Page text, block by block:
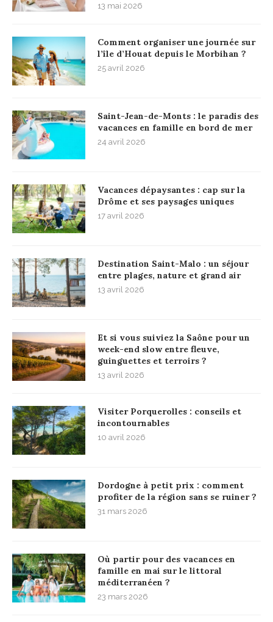
13 mai 2026
Comment organiser une journée sur
l’île d’Houat depuis le Morbihan ?
25 avril 2026
Saint-Jean-de-Monts : le paradis des
vacances en famille en bord de mer
24 avril 2026
Vacances dépaysantes : cap sur la
Drôme et ses paysages uniques
17 avril 2026
Destination Saint-Malo : un séjour
entre plages, nature et grand air
13 avril 2026
Et si vous suiviez la Saône pour un
week-end slow entre fleuve,
guinguettes et terroirs ?
13 avril 2026
Visiter Porquerolles : conseils et
incontournables
10 avril 2026
Dordogne à petit prix : comment
profiter de la région sans se ruiner ?
31 mars 2026
Où partir pour des vacances en
famille en mai sur le littoral
méditerranéen ?
23 mars 2026